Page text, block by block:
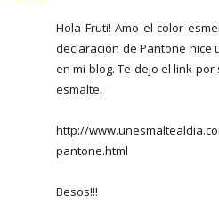
Hola Fruti! Amo el color
declaración de Pantone hice
en mi blog. Te dejo el link
esmalte.
http://
pantone.html
Besos!!!